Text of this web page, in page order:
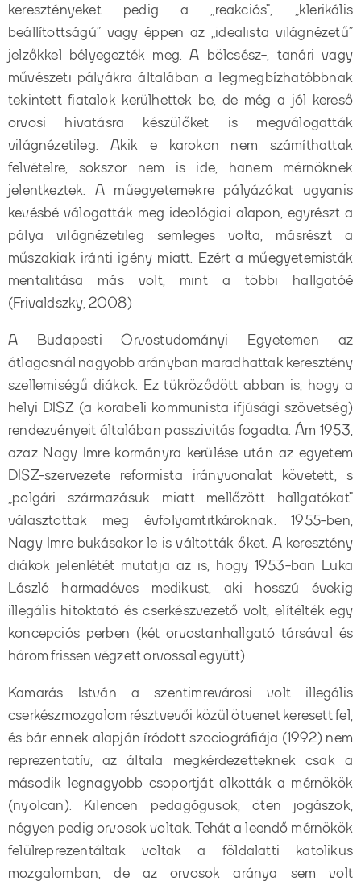
keresztényeket pedig a „reakciós”, „klerikális
beállítottságú” vagy éppen az „idealista világnézetű”
jelzőkkel bélyegezték meg. A bölcsész-, tanári vagy
művészeti pályákra általában a legmegbízhatóbbnak
tekintett fiatalok kerülhettek be, de még a jól kereső
orvosi hivatásra készülőket is megválogatták
világnézetileg. Akik e karokon nem számíthattak
felvételre, sokszor nem is ide, hanem mérnöknek
jelentkeztek. A műegyetemekre pályázókat ugyanis
kevésbé válogatták meg ideológiai alapon, egyrészt a
pálya világnézetileg semleges volta, másrészt a
műszakiak iránti igény miatt. Ezért a műegyetemisták
mentalitása más volt, mint a többi hallgatóé
(Frivaldszky, 2008)
A Budapesti Orvostudományi Egyetemen az
átlagosnál nagyobb arányban maradhattak keresztény
szellemiségű diákok. Ez tükröződött abban is, hogy a
helyi DISZ (a korabeli kommunista ifjúsági szövetség)
rendezvényeit általában passzivitás fogadta. Ám 1953,
azaz Nagy Imre kormányra kerülése után az egyetem
DISZ-szervezete reformista irányvonalat követett, s
„polgári származásuk miatt mellőzött hallgatókat”
választottak meg évfolyamtitkároknak. 1955-ben,
Nagy Imre bukásakor le is váltották őket. A keresztény
diákok jelenlétét mutatja az is, hogy 1953-ban Luka
László harmadéves medikust, aki hosszú évekig
illegális hitoktató és cserkészvezető volt, elítélték egy
koncepciós perben (két orvostanhallgató társával és
három frissen végzett orvossal együtt).
Kamarás István a szentimrevárosi volt illegális
cserkészmozgalom résztvevői közül ötvenet keresett fel,
és bár ennek alapján íródott szociográfiája (1992) nem
reprezentatív, az általa megkérdezetteknek csak a
második legnagyobb csoportját alkották a mérnökök
(nyolcan). Kilencen pedagógusok, öten jogászok,
négyen pedig orvosok voltak. Tehát a leendő mérnökök
felülreprezentáltak voltak a földalatti katolikus
mozgalomban, de az orvosok aránya sem volt